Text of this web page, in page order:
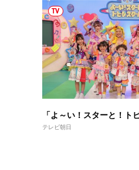
TV
「よ～い！スターと！ト
テレビ朝日